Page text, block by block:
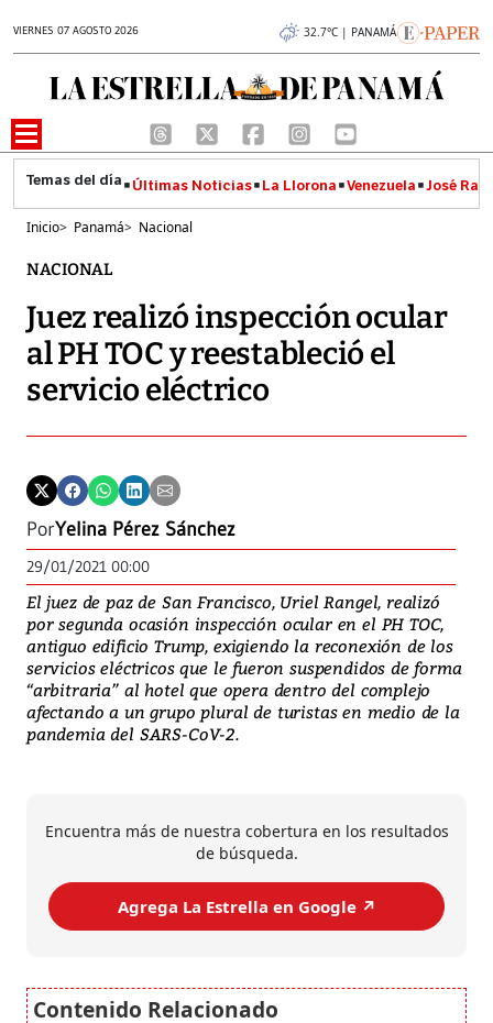
VIERNES 07 AGOSTO 2026 32.7°C | PANAMÁ
Últimas Noticias La Llorona Venezuela José
Inicio> Panamá> Nacional
NACIONAL
Juez realizó inspección ocular
al PH TOC y reestableció el
servicio eléctrico
PorYelina Pérez Sánchez
29/01/2021 00:00
El juez de paz de San Francisco, Uriel Rangel, realizó
por segunda ocasión inspección ocular en el PH TOC,
antiguo edificio Trump, exigiendo la reconexión de los
servicios eléctricos que le fueron suspendidos de forma
“arbitraria” al hotel que opera dentro del complejo
afectando a un grupo plural de turistas en medio de la
pandemia del SARS-CoV-2.
Encuentra más de nuestra cobertura en los resultados
de búsqueda.
Agrega La Estrella en Google ↗️